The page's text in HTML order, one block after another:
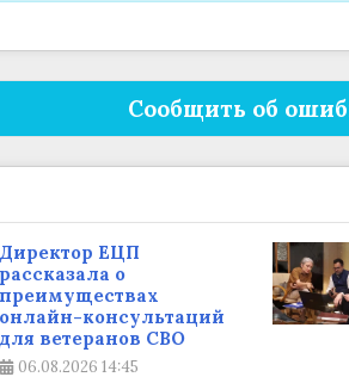
Сообщить об
Директор ЕЦП
рассказала о
преимуществах
онлайн-консультаций
для ветеранов СВО
06.08.2026 14:45